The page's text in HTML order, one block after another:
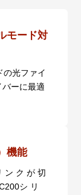
モード対
の光ファイ
ーに最適
機能
ン ク が 切
シ リ